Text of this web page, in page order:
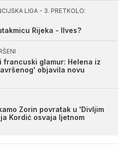
LIGA - 3. PRETKOLO:
Rijeka - Ilves?
francuski glamur: Helena iz
objavila novu
Zorin povratak u 'Divljim
Kordić osvaja ljetnom